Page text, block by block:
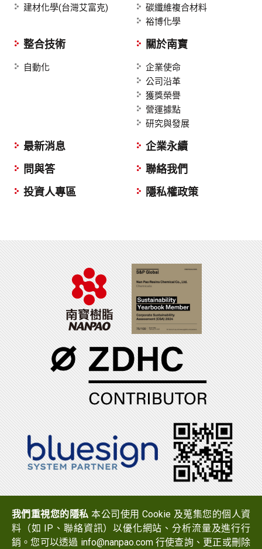
建材化學(台灣艾富克)
碳纖維複合材料
裕博化學
整合技術
自動化
關於南寶
企業使命
公司沿革
獲獎榮譽
營運據點
研究與發展
最新消息
問與答
投資人專區
企業永續
聯絡我們
隱私權政策
地址：723 台南市西港區中山路519號
Email：
info@nanpao.com
我們重視您的隱私 本公司使用 Cookie 及蒐集您的個人資
料（如 IP、聯絡資訊）以優化網站、分析流量及進行行
銷。您可以透過 info@nanpao.com 行使查詢、更正或刪除